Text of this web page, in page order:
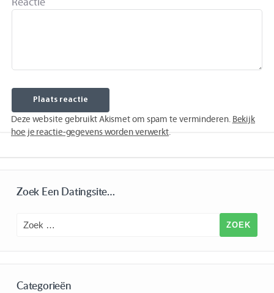
Deze website gebruikt Akismet om spam te verminderen. Bekijk
hoe je reactie-gegevens worden verwerkt.
Zoek Een Datingsite…
Categorieën